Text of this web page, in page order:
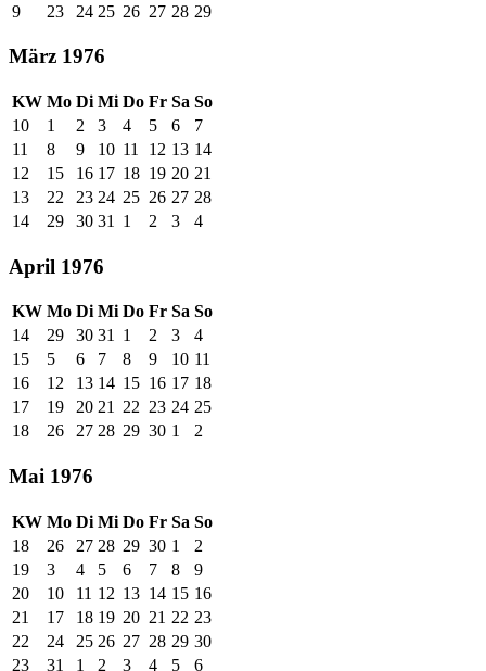
9
23 24 25 26 27 28 29
März 1976
KW Mo Di Mi Do Fr Sa So
10
1 2 3 4 5 6
7
11
8 9 10 11 12 13 14
12
15 16 17 18 19 20 21
13
22 23 24 25 26 27 28
14
29 30 31 1 2 3 4
April 1976
KW Mo Di Mi Do Fr Sa So
14
29 30 31 1 2 3
4
15
5 6 7 8 9 10 11
16
12 13 14 15 16 17 18
17
19 20 21 22 23 24 25
18
26 27 28 29 30 1 2
Mai 1976
KW Mo Di Mi Do Fr Sa So
18
26 27 28 29 30 1
2
19
3 4 5 6 7 8
9
20
10 11 12 13 14 15 16
21
17 18 19 20 21 22 23
22
24 25 26 27 28 29 30
23
31 1 2 3 4 5 6